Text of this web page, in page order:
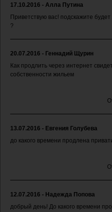
17.10.2016 - Алла Путина
Приветствую вас! подскажите
?
20.07.2016 - Геннадий Щурин
Как продлить через интернет
собственности жильем
13.07.2016 - Евгения Голубева
до какого времени продлена
12.07.2016 - Надежда Попова
добрый день! До какого времени